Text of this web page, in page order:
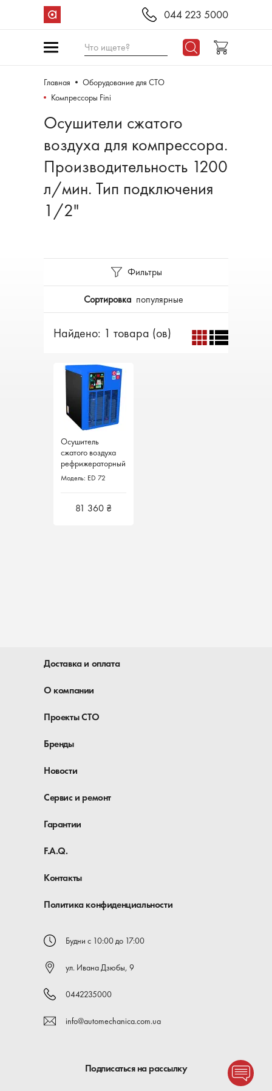
044 223 5000
Что ищете?
Главная
Оборудование для СТО
Компрессоры Fini
Осушители сжатого
воздуха для компрессора.
Производительность 1200
л/мин. Тип подключения
1/2"
Фильтры
Сортировка популярные
Найдено: 1 товара (ов)
Осушитель
сжатого воздуха
рефрижераторный
1200 л/мин ED 72
Модель: ED 72
81 360 ₴
Осушитель
сжатого воздуха
рефрижераторный
1200 л/мин ED 72
Модель: ED 72
81 360 ₴
Доставка и оплата
О компании
Проекты СТО
Бренды
Новости
Сервис и ремонт
Гарантии
F.A.Q.
Контакты
Политика конфиденциальности
Будни с 10:00 до 17:00
ул. Ивана Дзюбы, 9
0442235000
info@automechanica.com.ua
Подписаться на рассылку